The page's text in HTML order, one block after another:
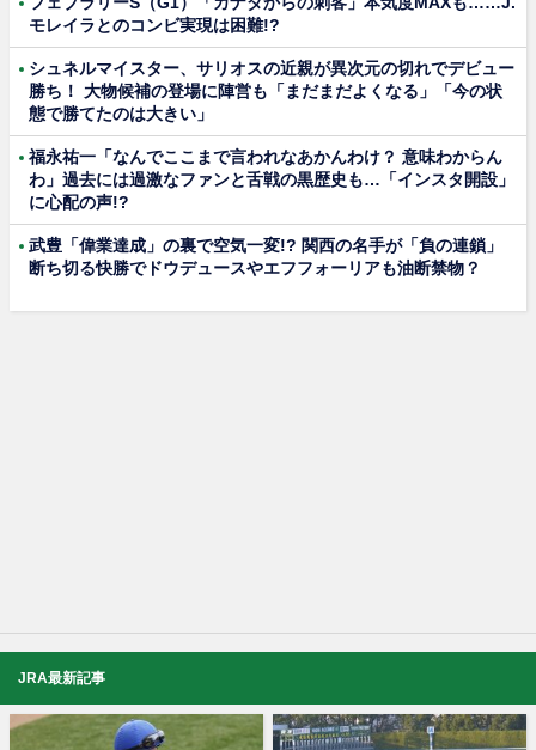
モレイラとのコンビ実現は困難!?
シュネルマイスター、サリオスの近親が異次元の切れでデビュー
勝ち！ 大物候補の登場に陣営も「まだまだよくなる」「今の状
態で勝てたのは大きい」
福永祐一「なんでここまで言われなあかんわけ？ 意味わからん
わ」過去には過激なファンと舌戦の黒歴史も…「インスタ開設」
に心配の声!?
武豊「偉業達成」の裏で空気一変!? 関西の名手が「負の連鎖」
断ち切る快勝でドウデュースやエフフォーリアも油断禁物？
JRA最新記事